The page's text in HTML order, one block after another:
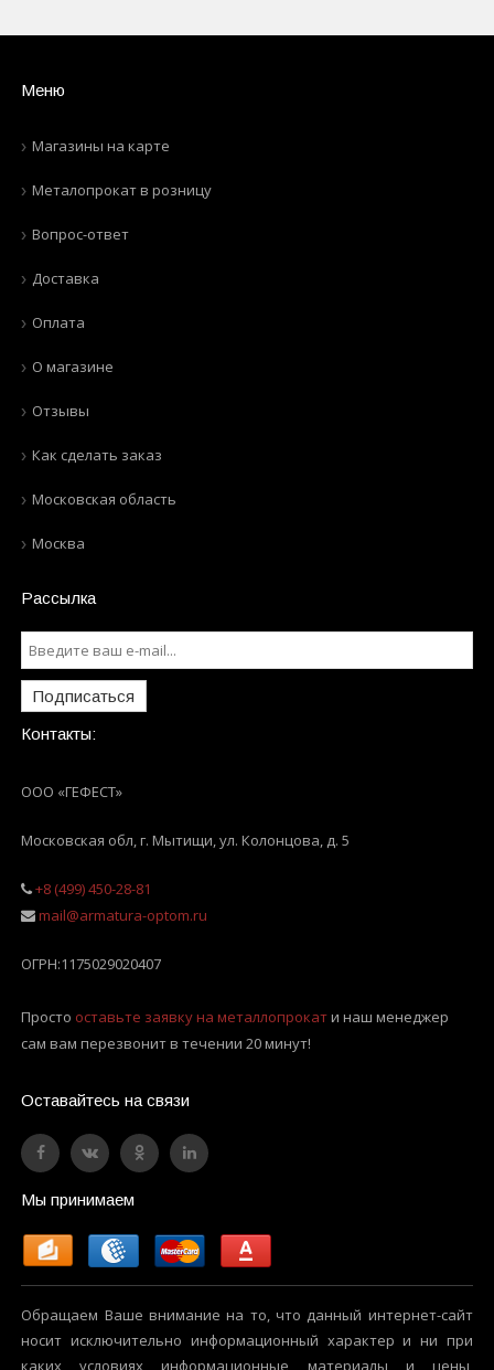
Меню
Магазины на карте
Металопрокат в розницу
Вопрос-ответ
Доставка
Оплата
О магазине
Отзывы
Как сделать заказ
Московская область
Москва
Рассылка
Подписаться
Контакты:
ООО «ГЕФЕСТ»
Московская обл, г. Мытищи,ул. Колонцова, д. 5
+8 (499) 450-28-81
mail@armatura-optom.ru
ОГРН:1175029020407
Просто оставьте заявку на металлопрокати наш менеджер
сам вам перезвонит в течении 20 минут!
Оставайтесь на связи
Мы принимаем
Обращаем Ваше внимание на то, что данный интернет-сайт
носит исключительно информационный характер и ни при
каких условиях информационные материалы и цены,